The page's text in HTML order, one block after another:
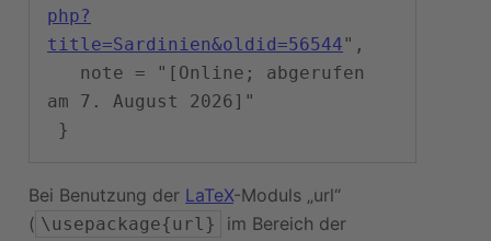
php?
title=Sardinien&oldid=56544",
am 7. August 2026]"
Bei Benutzung der LaTeX-Moduls „url“
( \usepackage{url}
im Bereich der